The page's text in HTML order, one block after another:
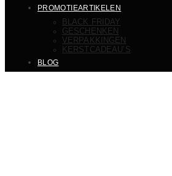
PROMOTIEARTIKELEN
BLACK FRIDAY
GESCHENKEN
VERPAKKINGEN
KERSTCADEAU’S
BLOG